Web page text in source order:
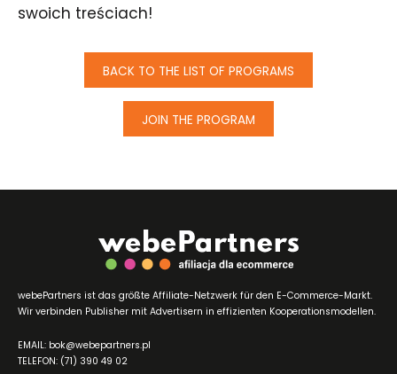
swoich treściach!
BACK TO THE LIST OF PROGRAMS
JOIN THE PROGRAM
webePartners ist das größte Affiliate-Netzwerk für den E-Commerce-Markt.
Wir verbinden Publisher mit Advertisern in effizienten Kooperationsmodellen.
EMAIL: bok@webepartners.pl
TELEFON: (71) 390 49 02